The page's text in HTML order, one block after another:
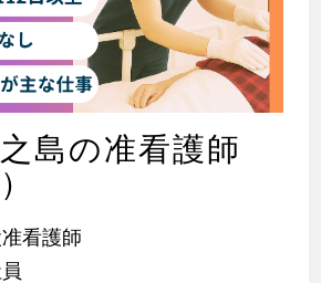
島の准看護師
看護師